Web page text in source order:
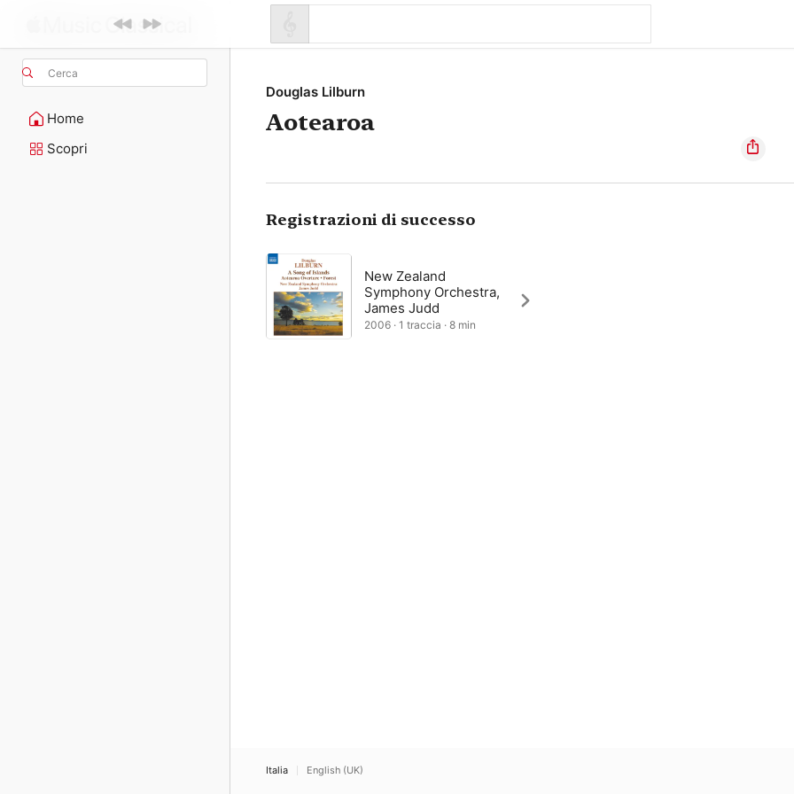
Cerca
Home
Scopri
Douglas Lilburn
Aotearoa
Registrazioni di successo
New Zealand
Symphony Orchestra,
James Judd
2006 · 1 traccia · 8 min
Italia English (UK)